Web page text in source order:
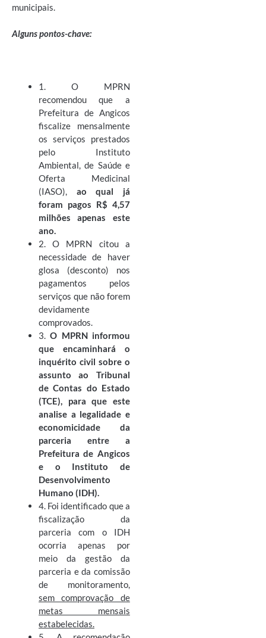
municipais.
Alguns pontos-chave:
1. O MPRN
recomendou que a
Prefeitura de Angicos
fiscalize mensalmente
os serviços prestados
pelo Instituto
Ambiental, de Saúde e
Oferta Medicinal
(IASO), ao qual já
foram pagos R$ 4,57
milhões apenas este
ano.
2. O MPRN citou a
necessidade de haver
glosa (desconto) nos
pagamentos pelos
serviços que não forem
devidamente
comprovados.
3.O MPRN informou
que encaminhará o
inquérito civil sobre o
assunto ao Tribunal
de Contas do Estado
(TCE), para que este
analise a legalidade e
economicidade da
parceria entre a
Prefeitura de Angicos
e o Instituto de
Desenvolvimento
Humano (IDH).
4. Foi identificado que a
fiscalização da
parceria com o IDH
ocorria apenas por
meio da gestão da
parceria e da comissão
de monitoramento,
sem comprovação de
metas mensais
estabelecidas.